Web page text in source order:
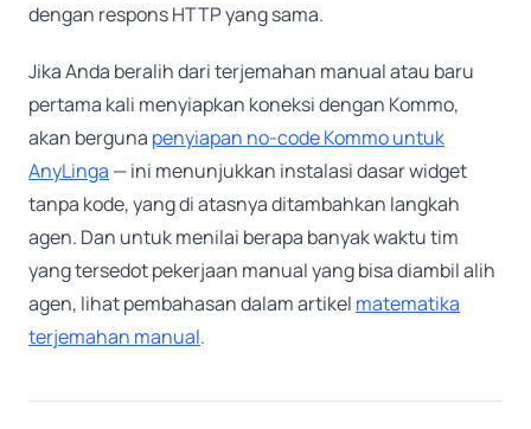
dengan respons HTTP yang sama.
Jika Anda beralih dari terjemahan manual atau baru
pertama kali menyiapkan koneksi dengan Kommo,
akan berguna penyiapan no-code Kommo untuk
AnyLinga — ini menunjukkan instalasi dasar widget
tanpa kode, yang di atasnya ditambahkan langkah
agen. Dan untuk menilai berapa banyak waktu tim
yang tersedot pekerjaan manual yang bisa diambil alih
agen, lihat pembahasan dalam artikel matematika
terjemahan manual.